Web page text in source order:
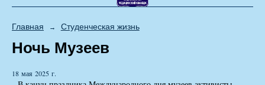
Главная → Студенческая жизнь
Ночь Музеев
18 мая 2025 г.